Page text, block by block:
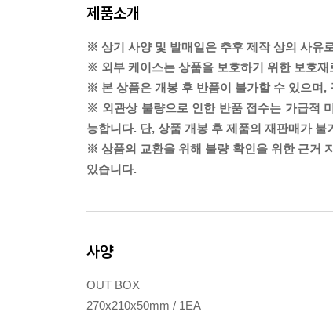
제품소개
※ 상기 사양 및 발매일은 추후 제작 상의 사유
※ 외부 케이스는 상품을 보호하기 위한 보호
※ 본 상품은 개봉 후 반품이 불가할 수 있으며,
※ 외관상 불량으로 인한 반품 접수는 가급적
능합니다. 단, 상품 개봉 후 제품의 재판매가
※ 상품의 교환을 위해 불량 확인을 위한 근거
있습니다.
사양
OUT BOX
270x210x50mm / 1EA